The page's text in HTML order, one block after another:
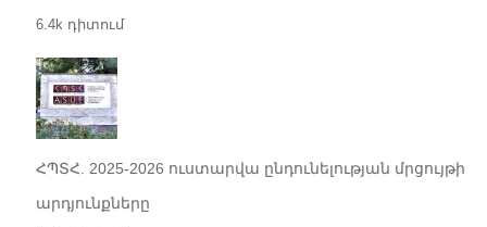
6.4k դիտում
ՀՊՏՀ. 2025-2026 ուստարվա ընդունելության մրցույթի
արդյունքները